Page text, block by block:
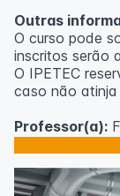
Outras
O curso pode
inscritos serão
O IPETEC
caso não atinja
Professor(a):